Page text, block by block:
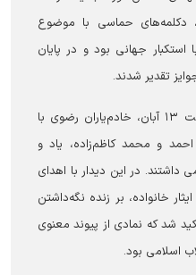
دکلمه‌های حماسی با موضوع
استکبار جهانی بود و در پایان
تقدیر شدند.
در شهرستان دلیجان هم به مناسبت ۱۳ آبان، خادم‌یاران رضوی با
و محمد کاظم‌زاده، یاد و
داشتند. در این دیدار با اهدای
خانواده، بر زنده نگه‌داشتن
شد که نمادی از پیوند معنوی
اسلامی بود.